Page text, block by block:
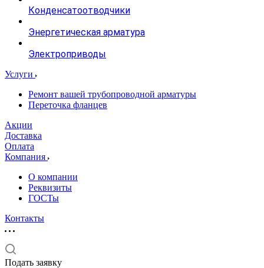
Конденсатоотводчики
Энергетическая арматура
Электроприводы
Услуги
Ремонт вашей трубопроводной арматуры
Переточка фланцев
Акции
Доставка
Оплата
Компания
О компании
Реквизиты
ГОСТы
Контакты
Подать заявку